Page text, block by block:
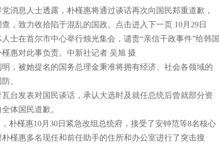
息人士透露，朴槿惠将通过谈话再次向国民郑重道歉，
，致力收拾陷于混乱的国政。点击进入下一页 10月29日
士在首尔市中心举行烛光集会，谴责“亲信干政事件”给韩国
惠对此事负责。中新社记者 吴旭 摄
被她提名的国务总理金秉准将拥有经济、社会各领域的
。
发表对国民谈话，承认大选时及就任总统后曾就部分资
体国民道歉。
槿惠10月30日紧急改组总统府，接受了安钟范等8名核心
槿惠多名现任和前任助手的住所和办公室进行了突击搜